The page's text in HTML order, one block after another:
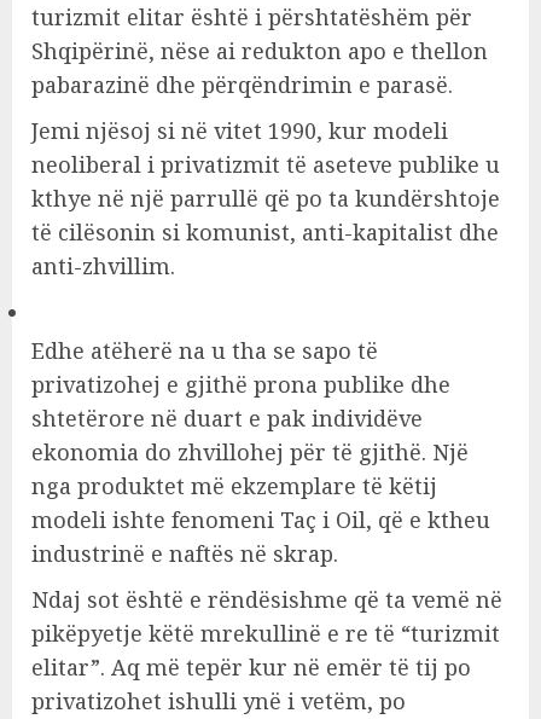
turizmit elitar është i përshtatëshëm për
Shqipërinë, nëse ai redukton apo e thellon
pabarazinë dhe përqëndrimin e parasë.
Jemi njësoj si në vitet 1990, kur modeli
neoliberal i privatizmit të aseteve publike u
kthye në një parrullë që po ta kundërshtoje
të cilësonin si komunist, anti-kapitalist dhe
anti-zhvillim.
Edhe atëherë na u tha se sapo të
privatizohej e gjithë prona publike dhe
shtetërore në duart e pak individëve
ekonomia do zhvillohej për të gjithë. Një
nga produktet më ekzemplare të këtij
modeli ishte fenomeni Taç i Oil, që e ktheu
industrinë e naftës në skrap.
Ndaj sot është e rëndësishme që ta vemë në
pikëpyetje këtë mrekullinë e re të “turizmit
elitar”. Aq më tepër kur në emër të tij po
privatizohet ishulli ynë i vetëm, po